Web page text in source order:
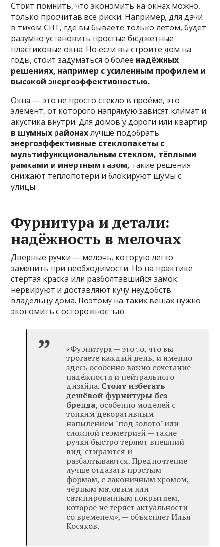
Стоит помнить, что экономить на окнах можно,
только просчитав все риски. Например, для дачи
в тихом СНТ, где вы бываете только летом, будет
разумно установить простые бюджетные
пластиковые окна. Но если вы строите дом на
годы, стоит задуматься о более надёжных
решениях, например с усиленным профилем и
высокой энергоэффективностью.
Окна — это не просто стекло в проёме, это
элемент, от которого напрямую зависят климат и
акустика внутри. Для домов у дороги или квартир
в шумных районахлучше подобрать
энергоэффективные стеклопакеты с
мультифункциональным стеклом, тёплыми
рамками и инертным газом, такие решения
снижают теплопотери и блокируют шумы с
улицы.
Фурнитура и детали:
надёжность в мелочах
Дверные ручки — мелочь, которую легко
заменить при необходимости. Но на практике
стёртая краска или разболтавшийся замок
нервируют и доставляют кучу неудобств
владельцу дома. Поэтому на таких вещах нужно
экономить с осторожностью.
«Фурнитура — это то, что вы
трогаете каждый день, и именно
здесь особенно важно сочетание
надёжности и нейтрального
дизайна. Стоит избегать
дешёвой фурнитуры без
бренда, особенно моделей с
тонким декоративным
напылением "под золото" или
сложной геометрией — такие
ручки быстро теряют внешний
вид, стираются и
разбалтываются. Предпочтение
лучше отдавать простым
формам, с лаконичным хромом,
чёрным матовым или
сатинированным покрытием,
которое не теряет актуальности
со временем», — объясняет Илья
Косяков.